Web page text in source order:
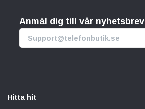
Anmäl dig till vår nyhetsbrev
Hitta hit